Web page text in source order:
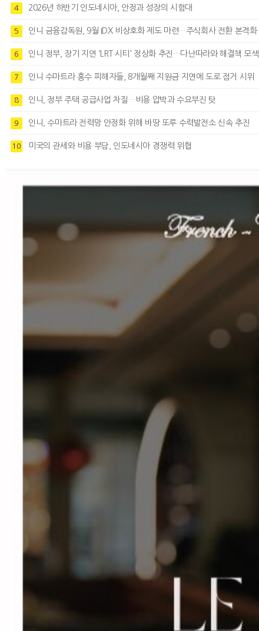
4 2026년 하반기 인도네시아, 안정과 성장의 시험대
5 인니 금융감독원, 9월 IDX 비상호화 제도 마련…주식회사 전환 본격화
6 인니 정부, 장기 지연 'LRT 시티' 정상화 추진…다난따라와 해결책 모색
7 인니 수마트라 홍수 피해자들, 8개월째 지원금 지연에 도로 점거 시위
8 인니, 정부 주택 공급사업 차질…비용 압박과 수요부진 탓
9 인니, 수마트라 전력망 안정화 위해 바땅 또루 수력발전소 신속 추진
10 미국의 관세와 비용 부담, 인도네시아 경쟁력 위협